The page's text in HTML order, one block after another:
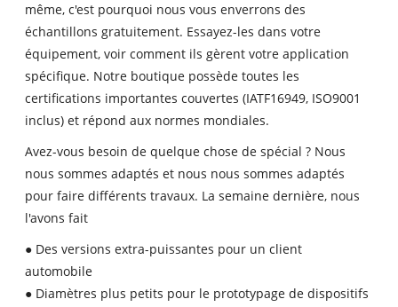
même, c'est pourquoi nous vous enverrons des
échantillons gratuitement. Essayez-les dans votre
équipement, voir comment ils gèrent votre application
spécifique. Notre boutique possède toutes les
certifications importantes couvertes (IATF16949, ISO9001
inclus) et répond aux normes mondiales.
Avez-vous besoin de quelque chose de spécial ? Nous
nous sommes adaptés et nous nous sommes adaptés
pour faire différents travaux. La semaine dernière, nous
l'avons fait
● Des versions extra-puissantes pour un client
automobile
● Diamètres plus petits pour le prototypage de dispositifs